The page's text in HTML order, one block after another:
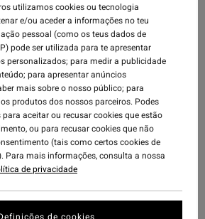
utilizamos cookies ou tecnologia
e/ou aceder a informações no teu
pessoal (como os teus dados de
pode ser utilizada para te apresentar
personalizados; para medir a publicidade
para apresentar anúncios
mais sobre o nosso público; para
produtos dos nossos parceiros. Podes
aceitar ou recusar cookies que estão
ou para recusar cookies que não
(tais como certos cookies de
Para mais informações, consulta a nossa
de privacidade